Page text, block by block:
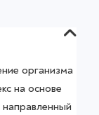
организма
на основе